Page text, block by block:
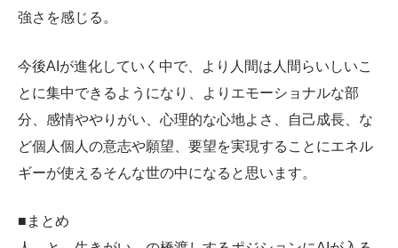
強さを感じる。
今後AIが進化していく中で、より人間は人間らいしいこ
とに集中できるようになり、よりエモーショナルな部
分、感情ややりがい、心理的な心地よさ、自己成長、な
ど個人個人の意志や願望、要望を実現することにエネル
ギーが使えるそんな世の中になると思います。
■まとめ